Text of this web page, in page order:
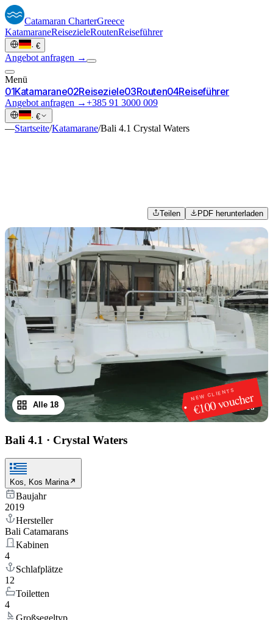
Catamaran CharterGreece
KatamaraneReisezieleRoutenReiseführer
· €
Angebot anfragen →
Menü
01Katamarane02Reiseziele03Routen04Reiseführer
Angebot anfragen →+385 91 3000 009
· €
—Startseite/Katamarane/Bali 4.1 Crystal Waters
Teilen PDF herunterladen
NEW CLIENTS
€100 voucher
1/18
Alle 18
Bali 4.1 · Crystal Waters
Kos, Kos Marina
Baujahr
2019
Hersteller
Bali Catamarans
Kabinen
4
Schlafplätze
12
Toiletten
4